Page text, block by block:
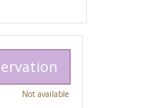
Not available